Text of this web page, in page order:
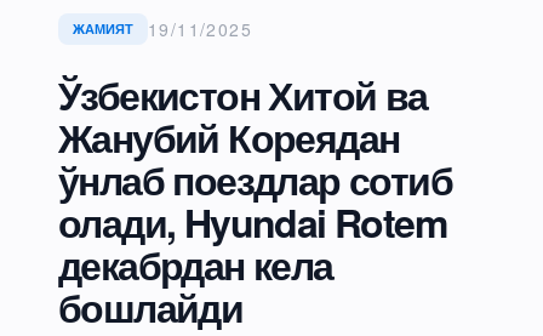
ЖАМИЯТ 19/11/2025
Ўзбекистон Хитой ва
Жанубий Кореядан
ўнлаб поездлар сотиб
олади, Hyundai Rotem
декабрдан кела
бошлайди